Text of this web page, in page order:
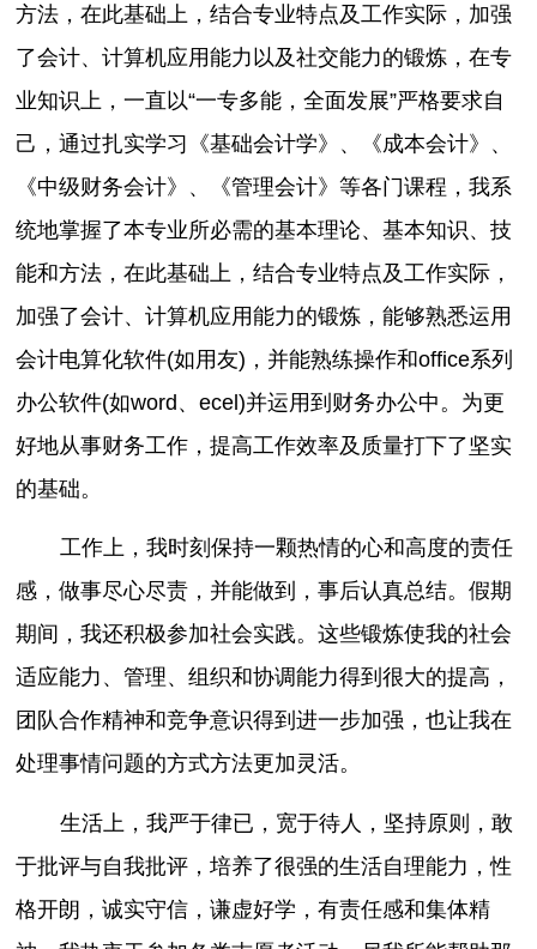
方法，在此基础上，结合专业特点及工作实际，加强
了会计、计算机应用能力以及社交能力的锻炼，在专
业知识上，一直以“一专多能，全面发展”严格要求自
己，通过扎实学习《基础会计学》、《成本会计》、
《中级财务会计》、《管理会计》等各门课程，我系
统地掌握了本专业所必需的基本理论、基本知识、技
能和方法，在此基础上，结合专业特点及工作实际，
加强了会计、计算机应用能力的锻炼，能够熟悉运用
会计电算化软件(如用友)，并能熟练操作和office系列
办公软件(如word、ecel)并运用到财务办公中。为更
好地从事财务工作，提高工作效率及质量打下了坚实
的基础。
工作上，我时刻保持一颗热情的心和高度的责任
感，做事尽心尽责，并能做到，事后认真总结。假期
期间，我还积极参加社会实践。这些锻炼使我的社会
适应能力、管理、组织和协调能力得到很大的提高，
团队合作精神和竞争意识得到进一步加强，也让我在
处理事情问题的方式方法更加灵活。
生活上，我严于律已，宽于待人，坚持原则，敢
于批评与自我批评，培养了很强的生活自理能力，性
格开朗，诚实守信，谦虚好学，有责任感和集体精